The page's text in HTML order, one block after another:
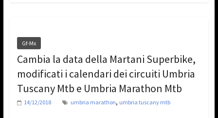
Gf-Mx
Cambia la data della Martani Superbike,
modificati i calendari dei circuiti Umbria
Tuscany Mtb e Umbria Marathon Mtb
14/12/2018 umbria marathon, umbria tuscany mtb